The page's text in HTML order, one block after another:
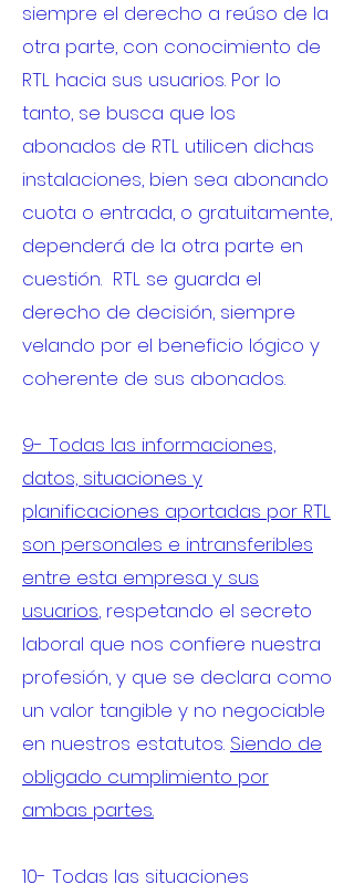
siempre el derecho a reúso de la
otra parte, con conocimiento de
RTL hacia sus usuarios. Por lo
tanto, se busca que los
abonados de RTL utilicen dichas
instalaciones, bien sea abonando
cuota o entrada, o gratuitamente,
dependerá de la otra parte en
cuestión. RTL se guarda el
derecho de decisión, siempre
velando por el beneficio lógico y
coherente de sus abonados.
9- Todas las informaciones,
datos, situaciones y
planificaciones aportadas por RTL
son personales e intransferibles
entre esta empresa y sus
usuarios, respetando el secreto
laboral que nos confiere nuestra
profesión, y que se declara como
un valor tangible y no negociable
en nuestros estatutos. Siendo de
obligado cumplimiento por
ambas partes.
10- Todas las situaciones